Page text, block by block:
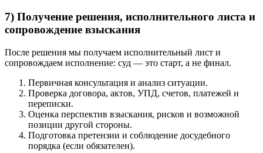
7) Получение решения, исполнительного листа и
сопровождение взыскания
После решения мы получаем исполнительный лист и
сопровождаем исполнение: суд — это старт, а не финал.
Первичная консультация и анализ ситуации.
Проверка договора, актов, УПД, счетов, платежей и
переписки.
Оценка перспектив взыскания, рисков и возможной
позиции другой стороны.
Подготовка претензии и соблюдение досудебного
порядка (если обязателен).